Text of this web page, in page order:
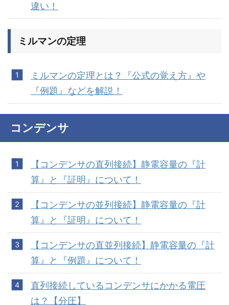
違い！
ミルマンの定理
ミルマンの定理とは？『公式の覚え方』や
『例題』などを解説！
コンデンサ
【コンデンサの直列接続】静電容量の『計
算』と『証明』について！
【コンデンサの並列接続】静電容量の『計
算』と『証明』について！
【コンデンサの直並列接続】静電容量の『計
算』と『例題』について！
直列接続しているコンデンサにかかる電圧
は？【分圧】